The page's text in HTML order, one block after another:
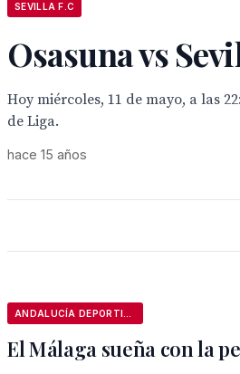
SEVILLA F.C
Osasuna vs
Hoy miércoles, 11 de mayo, a las
de Liga.
hace 15 años
El Málaga sueña con la